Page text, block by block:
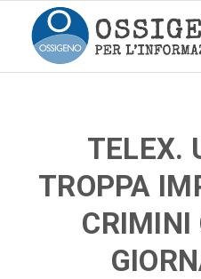
TELEX.
TROPPA
CRIMINI